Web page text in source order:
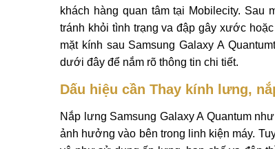
khách hàng quan tâm tại Mobilecity.
tránh khỏi tình trạng va đập gây xước
mặt kính sau Samsung Galaxy A
dưới đây để nắm rõ thông tin chi tiết.
Dấu hiệu cần Thay kính lưng,
Nắp lưng Samsung Galaxy A Quantum
ảnh hưởng vào bên trong linh kiện máy.